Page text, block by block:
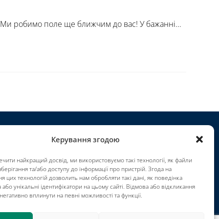
Керування згодою
найкращий досвід, ми використовуємо такі технології, як файли
та/або доступу до інформації про пристрій. Згода на
цих технологій дозволить нам обробляти такі дані, як поведінка
або унікальні ідентифікатори на цьому сайті. Відмова або відкликання
вплинути на певні можливості та функції.
Ми робимо поле ще ближчим до вас! У бажанні...
використання